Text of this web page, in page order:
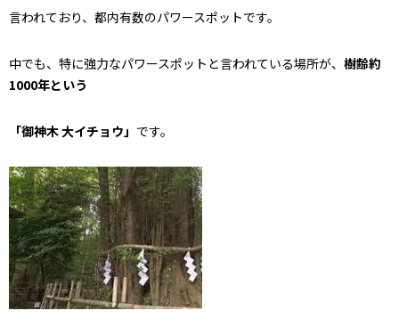
言われており、都内有数のパワースポットです。
中でも、特に強力なパワースポットと言われている場所が、 樹齢約
1000年という
「御神木 大イチョウ」 です。